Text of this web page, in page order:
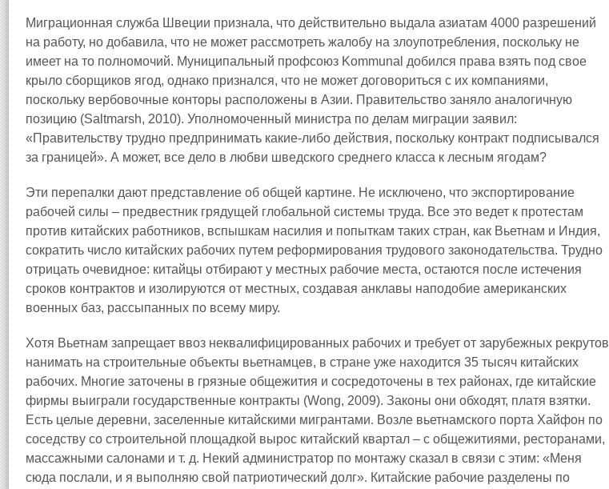
Миграционная служба Швеции признала, что действительно выдала азиатам 4000 разрешений
на работу, но добавила, что не может рассмотреть жалобу на злоупотребления, поскольку не
имеет на то полномочий. Муниципальный профсоюз Kommunal добился права взять под свое
крыло сборщиков ягод, однако признался, что не может договориться с их компаниями,
поскольку вербовочные конторы расположены в Азии. Правительство заняло аналогичную
позицию (Saltmarsh, 2010). Уполномоченный министра по делам миграции заявил:
«Правительству трудно предпринимать какие‑либо действия, поскольку контракт подписывался
за границей». А может, все дело в любви шведского среднего класса к лесным ягодам?
Эти перепалки дают представление об общей картине. Не исключено, что экспортирование
рабочей силы – предвестник грядущей глобальной системы труда. Все это ведет к протестам
против китайских работников, вспышкам насилия и попыткам таких стран, как Вьетнам и Индия,
сократить число китайских рабочих путем реформирования трудового законодательства. Трудно
отрицать очевидное: китайцы отбирают у местных рабочие места, остаются после истечения
сроков контрактов и изолируются от местных, создавая анклавы наподобие американских
военных баз, рассыпанных по всему миру.
Хотя Вьетнам запрещает ввоз неквалифицированных рабочих и требует от зарубежных рекрутов
нанимать на строительные объекты вьетнамцев, в стране уже находится 35 тысяч китайских
рабочих. Многие заточены в грязные общежития и сосредоточены в тех районах, где китайские
фирмы выиграли государственные контракты (Wong, 2009). Законы они обходят, платя взятки.
Есть целые деревни, заселенные китайскими мигрантами. Возле вьетнамского порта Хайфон по
соседству со строительной площадкой вырос китайский квартал – с общежитиями, ресторанами,
массажными салонами и т. д. Некий администратор по монтажу сказал в связи с этим: «Меня
сюда послали, и я выполняю свой патриотический долг». Китайские рабочие разделены по